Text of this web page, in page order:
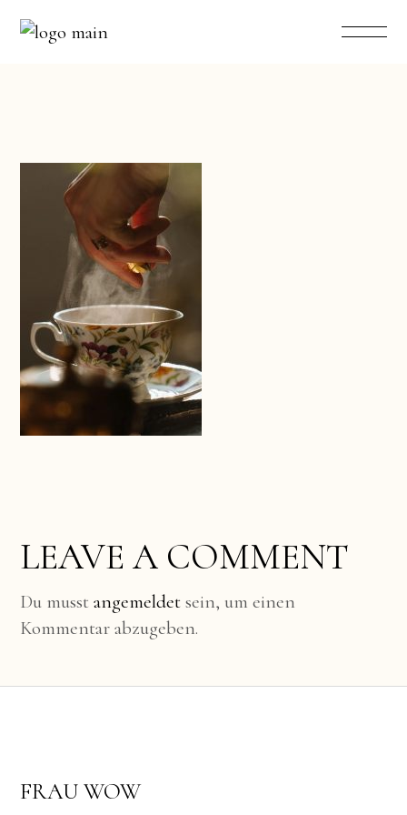
LEAVE A COMMENT
Du musstangemeldet sein, um einen
Kommentar abzugeben.
FRAU WOW